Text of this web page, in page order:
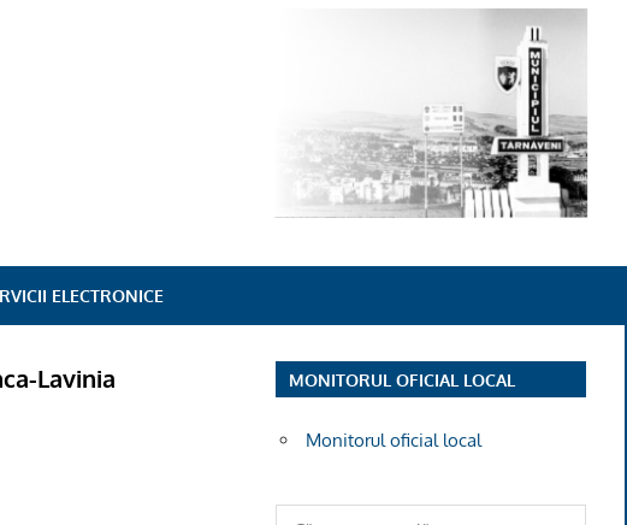
ELECTRONICE
Lavinia MONITORUL OFICIAL LOCAL
Monitorul oficial local